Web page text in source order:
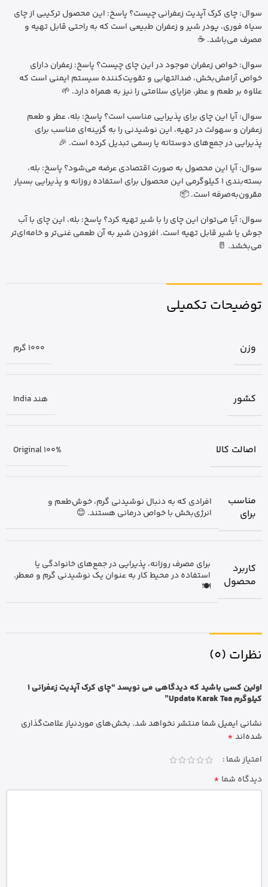
سوال: چای کرک آپدیت زعفرانی چیست؟ پاسخ: این محصول ترکیبی از چای
سیاه فوری، پودر شیر و زعفران طبیعی است که به راحتی قابل تهیه و
مصرف می‌باشد. ☕
سوال: خواص زعفران موجود در این چای چیست؟ پاسخ: زعفران دارای
خواص آرامش‌بخش، ضدالتهابی و تقویت‌کننده سیستم ایمنی است که
علاوه بر طعم و عطر، مزایای سلامتی را نیز به همراه دارد. 🌱
سوال: آیا این چای برای پذیرایی مناسب است؟ پاسخ: بله، عطر و طعم
زعفران و سهولت در تهیه، این نوشیدنی را به گزینه‌ای مناسب برای
پذیرایی در جمع‌های دوستانه یا رسمی تبدیل کرده است. 🎉
سوال: آیا این محصول به صورت اقتصادی عرضه می‌شود؟ پاسخ: بله،
بسته‌بندی 1 کیلوگرمی این محصول برای استفاده روزانه و پذیرایی بسیار
مقرون‌به‌صرفه است. 📦
سوال: آیا می‌توان این چای را با شیر تهیه کرد؟ پاسخ: بله، این چای با آب
جوش یا شیر قابل تهیه است. افزودن شیر به آن طعمی غنی‌تر و خامه‌ای‌تر
می‌بخشد. 🥛
توضیحات تکمیلی
وزن 1000 گرم
کشور هند India
اصالت کالا Original 100%
مناسب
برای
افرادی که به دنبال نوشیدنی گرم، خوش‌طعم و
انرژی‌بخش با خواص درمانی هستند. 😊
کاربرد
محصول
برای مصرف روزانه، پذیرایی در جمع‌های خانوادگی یا
استفاده در محیط کار به عنوان یک نوشیدنی گرم و معطر.
🍽️
نظرات (0)
اولین کسی باشید که دیدگاهی می نویسد “چای کرک آپدیت زعفرانی 1
کیلوگرم Update Karak Tea”
نشانی ایمیل شما منتشر نخواهد شد. بخش‌های موردنیاز علامت‌گذاری
شده‌اند*
امتیاز شما
دیدگاه شما *